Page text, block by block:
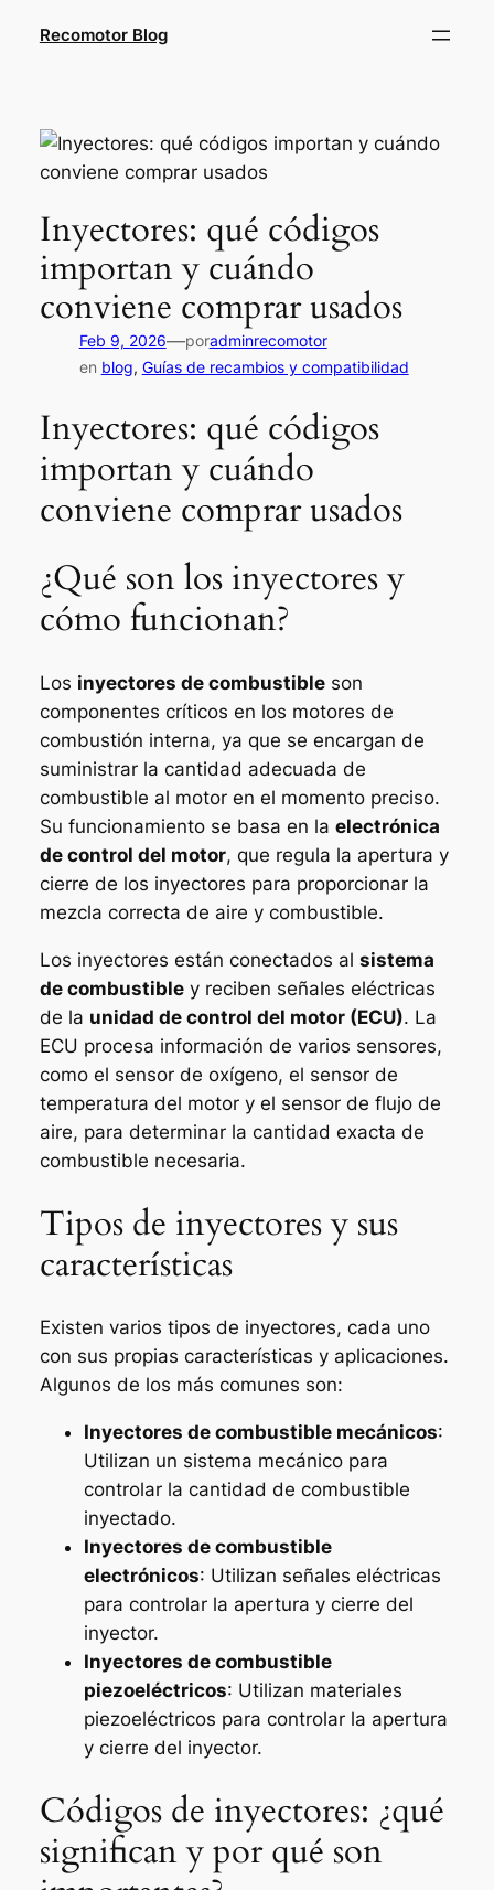
Recomotor Blog
Inyectores: qué códigos
importan y cuándo
conviene comprar usados
Feb 9, 2026—poradminrecomotor
en blog, Guías de recambios y compatibilidad
Inyectores: qué códigos
importan y cuándo
conviene comprar usados
¿Qué son los inyectores y
cómo funcionan?
Los inyectores de combustibleson
componentes críticos en los motores de
combustión interna, ya que se encargan de
suministrar la cantidad adecuada de
combustible al motor en el momento preciso.
Su funcionamiento se basa en la electrónica
de control del motor, que regula la apertura y
cierre de los inyectores para proporcionar la
mezcla correcta de aire y combustible.
Los inyectores están conectados al sistema
de combustibley reciben señales eléctricas
de la unidad de control del motor (ECU). La
ECU procesa información de varios sensores,
como el sensor de oxígeno, el sensor de
temperatura del motor y el sensor de flujo de
aire, para determinar la cantidad exacta de
combustible necesaria.
Tipos de inyectores y sus
características
Existen varios tipos de inyectores, cada uno
con sus propias características y aplicaciones.
Algunos de los más comunes son:
Inyectores de combustible mecánicos:
Utilizan un sistema mecánico para
controlar la cantidad de combustible
inyectado.
Inyectores de combustible
electrónicos: Utilizan señales eléctricas
para controlar la apertura y cierre del
inyector.
Inyectores de combustible
piezoeléctricos: Utilizan materiales
piezoeléctricos para controlar la apertura
y cierre del inyector.
Códigos de inyectores: ¿qué
significan y por qué son